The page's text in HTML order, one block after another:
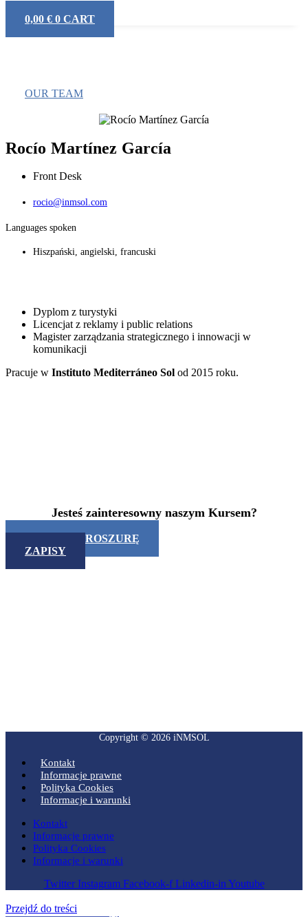
0,00 € 0 CART
OUR TEAM
Rocío Martínez García
Front Desk
rocio@inmsol.com
Languages spoken
Hiszpański, angielski, francuski
Dyplom z turystyki
Licencjat z reklamy i public relations
Magister zarządzania strategicznego i innowacji w
komunikacji
Pracuje w Instituto Mediterráneo Sol od 2015 roku.
Jesteś zainteresowny naszym Kursem?
POBIERZ BROSZURĘ
ZAPISY
Copyright © 2026 iNMSOL
Kontakt
Informacje prawne
Polityka Cookies
Informacje i warunki
Kontakt
Informacje prawne
Polityka Cookies
Informacje i warunki
Twitter Instagram Facebook-f Linkedin-in Youtube
Przejdź do treści